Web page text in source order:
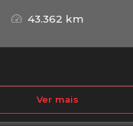
43.362 km
Ver mais